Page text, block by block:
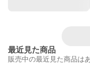
最近見た商品
販売中の最近見た商品は